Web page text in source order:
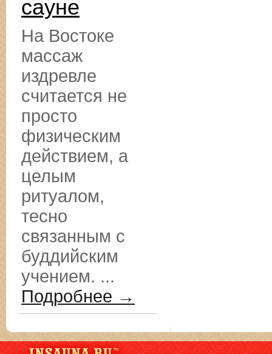
сауне
На Востоке
массаж
издревле
считается не
просто
физическим
действием, а
целым
ритуалом,
тесно
связанным с
буддийским
учением. ...
Подробнее →